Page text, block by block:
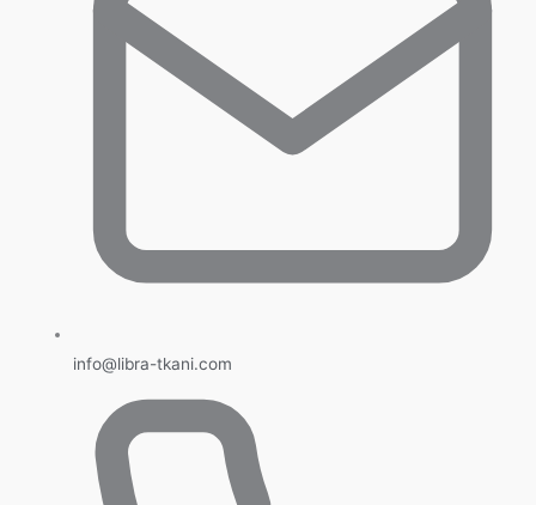
info@libra-tkani.com